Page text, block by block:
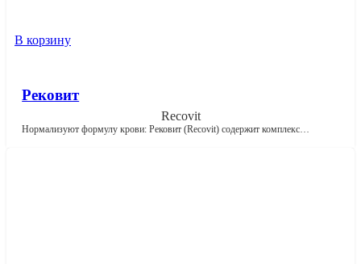
В корзину
Рековит
Recovit
Нормализуют формулу крови: Рековит (Recovit) содержит комплекс…